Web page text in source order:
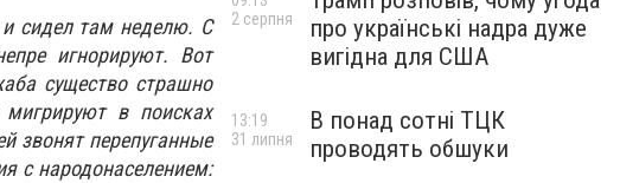
сидел там неделю. С
игнорируют. Вот
существо страшно
в поисках
звонят перепуганные
с народонаселением:
про українські надра дуже
вигідна для США
2 серпня
В понад сотні ТЦК
проводять обшуки
13:19
31 липня